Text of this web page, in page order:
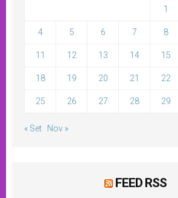
1
4 5 6 7 8
11 12 13 14 15
18 19 20 21 22
25 26 27 28 29
« Set Nov »
FEED RSS